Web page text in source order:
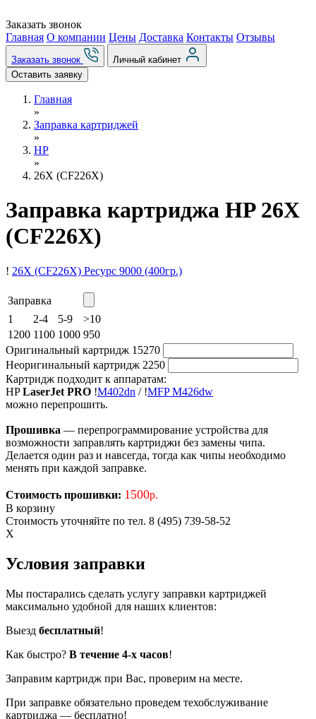
Заказать звонок
Главная О компании Цены Доставка Контакты Отзывы
Заказать звонок
Личный кабинет
Оставить заявку
Главная
»
Заправка картриджей
»
HP
»
26X (CF226X)
Заправка картриджа HP 26X
(CF226X)
! 26X (CF226X) Ресурс 9000 (400гр.)
Заправка
1
2-4 5-9
>10
1200 1100 1000 950
Оригинальный картридж 15270
Неоригинальный картридж 2250
Картридж подходит к аппаратам:
HPLaserJet PRO !M402dn / !MFP M426dw
можно перепрошить.
Прошивка — перепрограммирование устройства для
возможности заправлять картриджи без замены чипа.
Делается один раз и навсегда, тогда как чипы необходимо
менять при каждой заправке.
Стоимость прошивки: 1500р.
В корзину
Стоимость уточняйте по тел. 8 (495) 739-58-52
X
Условия заправки
Мы постарались сделать услугу заправки картриджей
максимально удобной для наших клиентов:
Выезд бесплатный!
Как быстро? В течение 4-х часов!
Заправим картридж при Вас, проверим на месте.
При заправке обязательно проведем техобслуживание
картриджа — бесплатно!